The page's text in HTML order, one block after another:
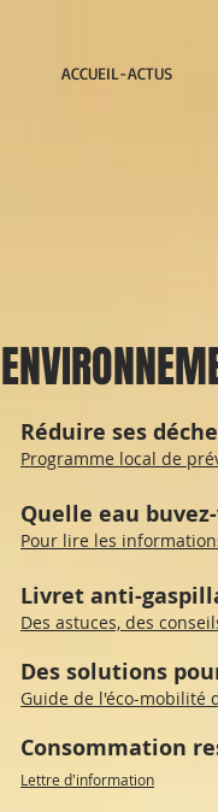
ACCUEIL-ACTUS
Réduire ses
Programme local de
Quelle eau
Pour lire les
Livret anti-
Des astuces, des
Des solutions
Guide de l'éco-mobilité
Consommation
Lettre d'information